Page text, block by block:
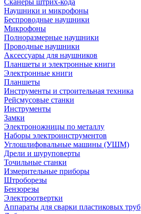
Сканеры штрих-кода
Наушники и микрофоны
Беспроводные наушники
Микрофоны
Полноразмерные наушники
Проводные наушники
Аксессуары для наушников
Планшеты и электронные книги
Электронные книги
Планшеты
Инструменты и строительная техника
Рейсмусовые станки
Инструменты
Замки
Электроножницы по металлу
Наборы электроинструментов
Углошлифовальные машины (УШМ)
Дрели и шуруповерты
Точильные станки
Измерительные приборы
Штроборезы
Бензорезы
Электроотвертки
Аппараты для сварки пластиковых труб